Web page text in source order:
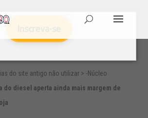
do site antigo não utilizar> -Núcleo
do diesel aperta ainda mais margem de